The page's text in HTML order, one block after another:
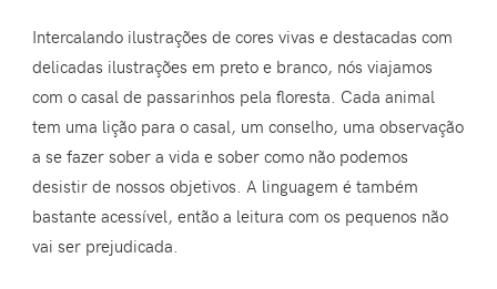
Intercalando ilustrações de cores vivas e destacadas com
delicadas ilustrações em preto e branco, nós viajamos
com o casal de passarinhos pela floresta. Cada animal
tem uma lição para o casal, um conselho, uma observação
a se fazer sober a vida e sober como não podemos
desistir de nossos objetivos. A linguagem é também
bastante acessível, então a leitura com os pequenos não
vai ser prejudicada.